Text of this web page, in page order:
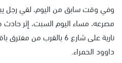
مصرعه، مساء اليوم السبت، إثر حادث
نارية على شارع 6 بالقرب
داوود الحمراء.